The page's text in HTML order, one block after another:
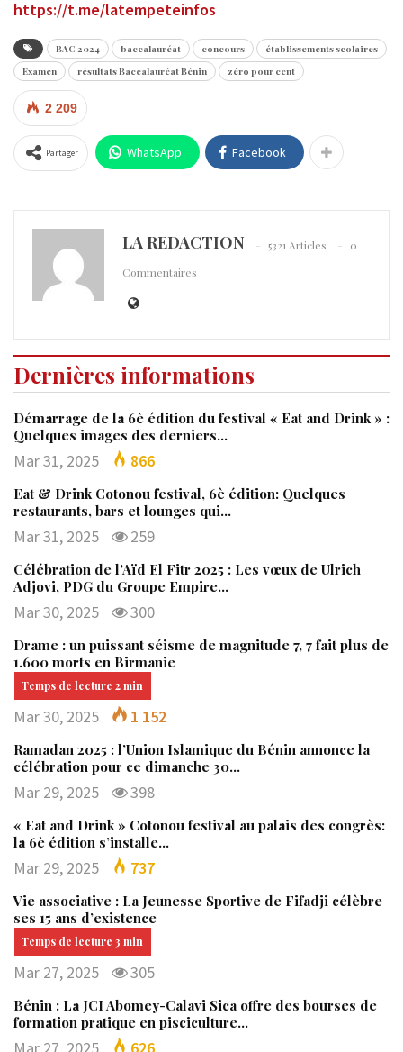
https://t.me/latempeteinfos
BAC 2024 baccalauréat concours
établissements scolaires
Examen
résultats Baccalauréat Bénin zéro pour cent
2 209
Partager WhatsApp Facebook
LA REDACTION 5321 Articles
0
Commentaires
Dernières informations
Démarrage de la 6è édition du festival « Eat and Drink » :
Quelques images des derniers…
Mar 31, 2025 866
Eat & Drink Cotonou festival, 6è édition: Quelques
restaurants, bars et lounges qui…
Mar 31, 2025 259
Célébration de l’Aïd El Fitr 2025 : Les vœux de Ulrich
Adjovi, PDG du Groupe Empire…
Mar 30, 2025 300
Drame : un puissant séisme de magnitude 7, 7 fait plus de
1.600 morts en Birmanie
Mar 30, 2025 1 152
Ramadan 2025 : l’Union Islamique du Bénin annonce la
célébration pour ce dimanche 30…
Mar 29, 2025 398
« Eat and Drink » Cotonou festival au palais des congrès:
la 6è édition s’installe…
Mar 29, 2025 737
Vie associative : La Jeunesse Sportive de Fifadji célèbre
ses 15 ans d’existence
Mar 27, 2025 305
Bénin : La JCI Abomey-Calavi Sica offre des bourses de
formation pratique en pisciculture…